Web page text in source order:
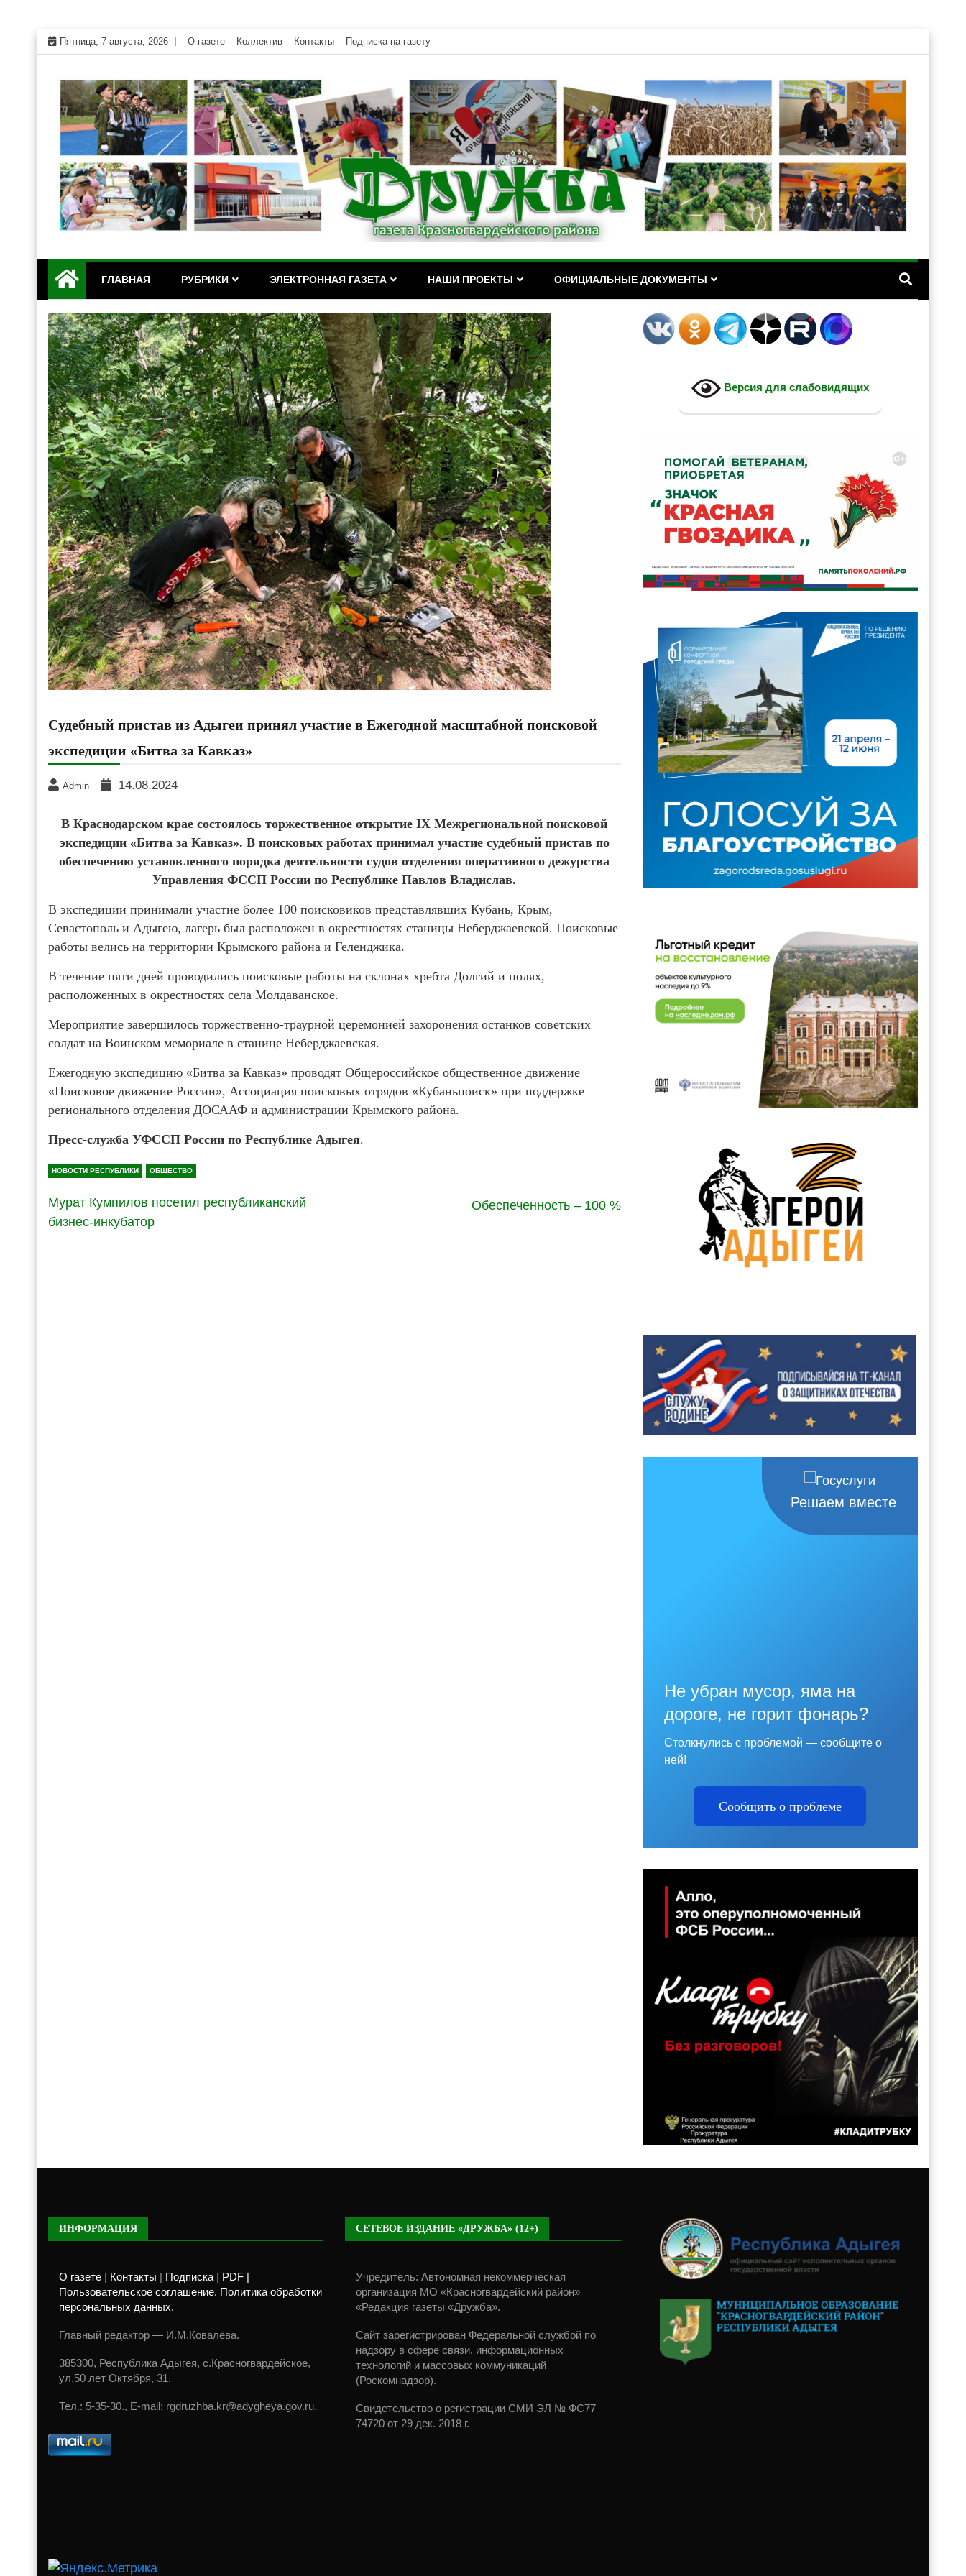
Skip
to
content
Пятница, 7 августа, 2026 О газете Коллектив Контакты Подписка на газету
"Дружба" — газета Красногвардейского района РА
ГЛАВНАЯ РУБРИКИ ЭЛЕКТРОННАЯ ГАЗЕТА НАШИ ПРОЕКТЫ ОФИЦИАЛЬНЫЕ ДОКУМЕНТЫ
Судебный пристав из Адыгеи принял участие в Ежегодной масштабной поисковой
экспедиции «Битва за Кавказ»
Admin 14.08.2024
В Краснодарском крае состоялось торжественное открытие IX Межрегиональной поисковой
экспедиции «Битва за Кавказ». В поисковых работах принимал участие судебный пристав по
обеспечению установленного порядка деятельности судов отделения оперативного дежурства
Управления ФССП России по Республике Павлов Владислав.
В экспедиции принимали участие более 100 поисковиков представлявших Кубань, Крым,
Севастополь и Адыгею, лагерь был расположен в окрестностях станицы Неберджаевской. Поисковые
работы велись на территории Крымского района и Геленджика.
В течение пяти дней проводились поисковые работы на склонах хребта Долгий и полях,
расположенных в окрестностях села Молдаванское.
Мероприятие завершилось торжественно-траурной церемонией захоронения останков советских
солдат на Воинском мемориале в станице Неберджаевская.
Ежегодную экспедицию «Битва за Кавказ» проводят Общероссийское общественное движение
«Поисковое движение России», Ассоциация поисковых отрядов «Кубаньпоиск» при поддержке
регионального отделения ДОСААФ и администрации Крымского района.
Пресс-служба УФССП России по Республике Адыгея.
НОВОСТИ РЕСПУБЛИКИ ОБЩЕСТВО
Мурат Кумпилов посетил республиканский
бизнес-инкубатор
Обеспеченность – 100 %
Версия для слабовидящих
Решаем вместе
Не убран мусор, яма на
дороге, не горит фонарь?
Столкнулись с проблемой — сообщите о
ней!
Сообщить о проблеме
ИНФОРМАЦИЯ
О газете Контакты Подписка
PDF |
Пользовательское соглашение. Политика обработки
персональных данных.
Главный редактор — И.М.Ковалёва.
385300, Республика Адыгея, с.Красногвардейское,
ул.50 лет Октября, 31.
Тел.: 5-35-30., E-mail: rgdruzhba.kr@adygheya.gov.ru.
СЕТЕВОЕ ИЗДАНИЕ «ДРУЖБА» (12+)
Учредитель: Автономная некоммерческая
организация МО «Красногвардейский район»
«Редакция газеты «Дружба».
Сайт зарегистрирован Федеральной службой по
надзору в сфере связи, информационных
технологий и массовых коммуникаций
(Роскомнадзор).
Свидетельство о регистрации СМИ ЭЛ № ФС77 —
74720 от 29 дек. 2018 г.